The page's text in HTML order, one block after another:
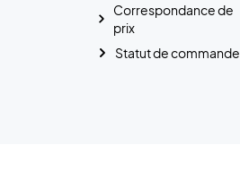
Correspondance de
prix
Statut de commande